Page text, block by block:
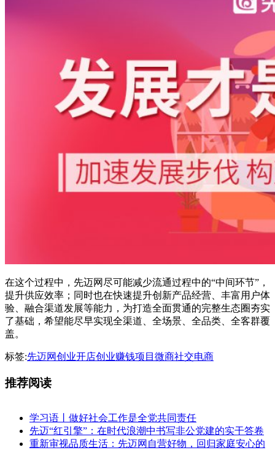
在这个过程中，先迈网尽可能减少流通过程中的“中间环节”，
提升供应效率；同时也在快速提升创新产品经营、丰富用户体
验、融合渠道发展等能力，为打造全面贯通的完整生态圈夯实
了基础，希望能尽早实现全渠道、全场景、全品类、全客群覆
盖。
标签:先迈网创业开店创业赚钱项目 微商社交电商
推荐阅读
学习语丨做好社会工作是全党共同责任
先迈“红引擎”：在时代浪潮中书写非公党建的实干答卷
重新审视品质生活：先迈网自营好物，回归家庭安心的